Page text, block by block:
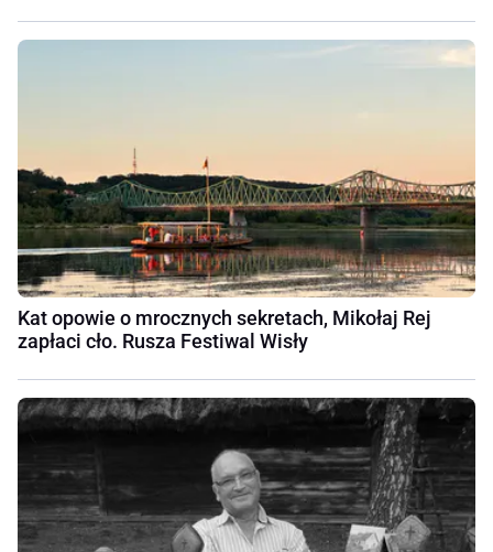
Kat opowie o mrocznych sekretach, Mikołaj Rej
zapłaci cło. Rusza Festiwal Wisły